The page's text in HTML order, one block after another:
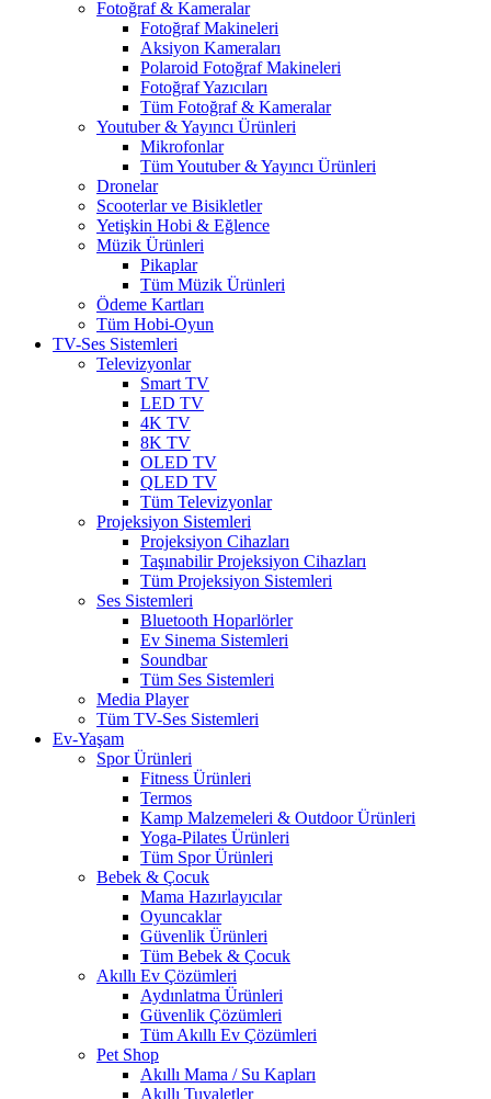
Fotoğraf & Kameralar
Fotoğraf Makineleri
Aksiyon Kameraları
Polaroid Fotoğraf Makineleri
Fotoğraf Yazıcıları
Tüm Fotoğraf & Kameralar
Youtuber & Yayıncı Ürünleri
Mikrofonlar
Tüm Youtuber & Yayıncı Ürünleri
Dronelar
Scooterlar ve Bisikletler
Yetişkin Hobi & Eğlence
Müzik Ürünleri
Pikaplar
Tüm Müzik Ürünleri
Ödeme Kartları
Tüm Hobi-Oyun
TV-Ses Sistemleri
Televizyonlar
Smart TV
LED TV
4K TV
8K TV
OLED TV
QLED TV
Tüm Televizyonlar
Projeksiyon Sistemleri
Projeksiyon Cihazları
Taşınabilir Projeksiyon Cihazları
Tüm Projeksiyon Sistemleri
Ses Sistemleri
Bluetooth Hoparlörler
Ev Sinema Sistemleri
Soundbar
Tüm Ses Sistemleri
Media Player
Tüm TV-Ses Sistemleri
Ev-Yaşam
Spor Ürünleri
Fitness Ürünleri
Termos
Kamp Malzemeleri & Outdoor Ürünleri
Yoga-Pilates Ürünleri
Tüm Spor Ürünleri
Bebek & Çocuk
Mama Hazırlayıcılar
Oyuncaklar
Güvenlik Ürünleri
Tüm Bebek & Çocuk
Akıllı Ev Çözümleri
Aydınlatma Ürünleri
Güvenlik Çözümleri
Tüm Akıllı Ev Çözümleri
Pet Shop
Akıllı Mama / Su Kapları
Akıllı Tuvaletler